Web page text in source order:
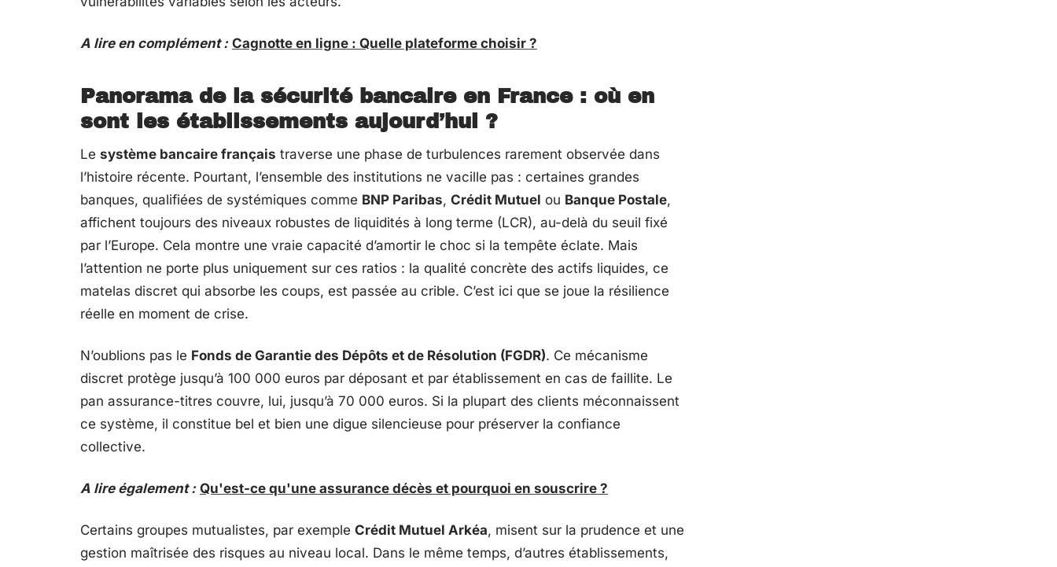
A lire en complément : Cagnotte en ligne : Quelle plateforme choisir ?
Panorama de la sécurité bancaire en France : où en
sont les établissements aujourd’hui ?
Le système bancaire français traverse une phase de turbulences rarement observée dans
l’histoire récente. Pourtant, l’ensemble des institutions ne vacille pas : certaines grandes
banques, qualifiées de systémiques comme BNP Paribas, Crédit Mutuel ou Banque Postale,
affichent toujours des niveaux robustes de liquidités à long terme (LCR), au-delà du seuil fixé
par l’Europe. Cela montre une vraie capacité d’amortir le choc si la tempête éclate. Mais
l’attention ne porte plus uniquement sur ces ratios : la qualité concrète des actifs liquides, ce
matelas discret qui absorbe les coups, est passée au crible. C’est ici que se joue la résilience
réelle en moment de crise.
N’oublions pas le Fonds de Garantie des Dépôts et de Résolution (FGDR). Ce mécanisme
discret protège jusqu’à 100 000 euros par déposant et par établissement en cas de faillite. Le
pan assurance-titres couvre, lui, jusqu’à 70 000 euros. Si la plupart des clients méconnaissent
ce système, il constitue bel et bien une digue silencieuse pour préserver la confiance
collective.
A lire également : Qu'est-ce qu'une assurance décès et pourquoi en souscrire ?
Certains groupes mutualistes, par exemple Crédit Mutuel Arkéa, misent sur la prudence et une
gestion maîtrisée des risques au niveau local. Dans le même temps, d’autres établissements,